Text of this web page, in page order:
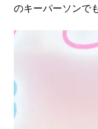
のキーパーソンで